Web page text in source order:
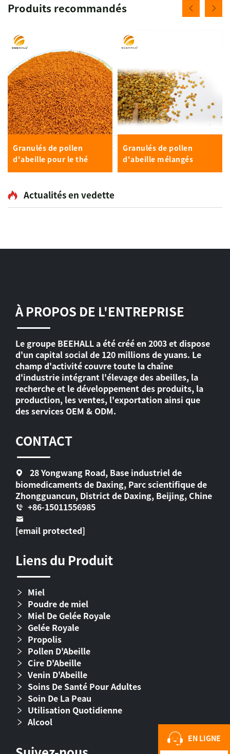
Produits recommandés
Granulés de pollen
d'abeille pour le thé
Granulés de pollen
d'abeille mélangés
Actualités en vedette
EN LIGNE
À PROPOS DE L'ENTREPRISE
Le groupe BEEHALL a été créé en 2003 et dispose
d'un capital social de 120 millions de yuans. Le
champ d'activité couvre toute la chaîne
d'industrie intégrant l'élevage des abeilles, la
recherche et le développement des produits, la
production, les ventes, l'exportation ainsi que
des services OEM & ODM.
CONTACT
28 Yongwang Road, Base industriel de
biomedicaments de Daxing, Parc scientifique de
Zhongguancun, District de Daxing, Beijing, Chine
+86-15011556985
[email protected]
Liens du Produit
Miel
Poudre de miel
Miel De Gelée Royale
Gelée Royale
Propolis
Pollen D'Abeille
Cire D'Abeille
Venin D'Abeille
Soins De Santé Pour Adultes
Soin De La Peau
Utilisation Quotidienne
Alcool